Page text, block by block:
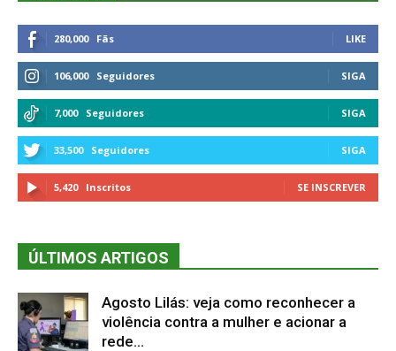
280,000 Fãs LIKE
106,000 Seguidores SIGA
7,000 Seguidores SIGA
33,500 Seguidores SIGA
5,420 Inscritos SE INSCREVER
ÚLTIMOS ARTIGOS
Agosto Lilás: veja como reconhecer a
violência contra a mulher e acionar a
rede...